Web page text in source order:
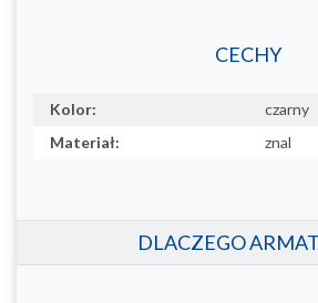
CECHY
Kolor:
czarny
Materiał:
znal
DLACZEGO